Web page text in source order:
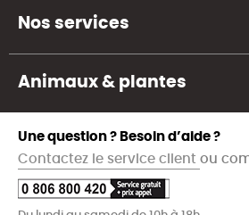
Nos services
Animaux & plantes
Une question ? Besoin d’aide ?
Contactez le service client ou